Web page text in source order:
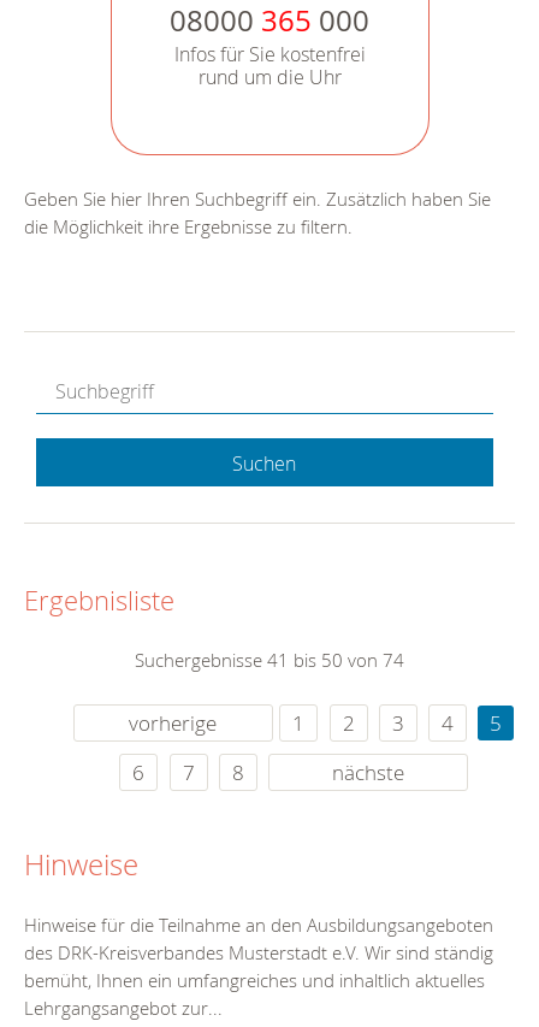
08000 365 000
Infos für Sie kostenfrei
rund um die Uhr
Geben Sie hier Ihren Suchbegriff ein. Zusätzlich haben Sie
die Möglichkeit ihre Ergebnisse zu filtern.
Suchen
Ergebnisliste
Suchergebnisse 41 bis 50 von 74
vorherige 1 2 3 4
5
6
7 8 nächste
Hinweise
Hinweise für die Teilnahme an den Ausbildungsangeboten
des DRK-Kreisverbandes Musterstadt e.V. Wir sind ständig
bemüht, Ihnen ein umfangreiches und inhaltlich aktuelles
Lehrgangsangebot zur...